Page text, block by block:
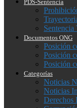
PDS-Sentencia
Documentos ONG
Posición
Posición
Posición
Categorías
Noticias
Noticias
Derechos